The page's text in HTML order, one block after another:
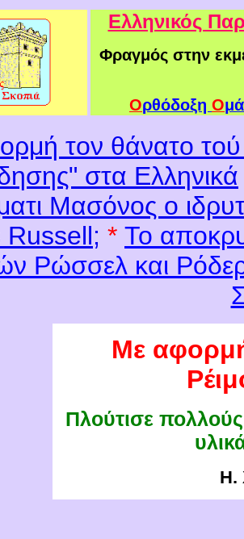
Ελληνικός
Φραγμός στην
Ορθόδοξη Ο
τον θάνατο
στα Ελληνικά
Μασόνος ο
* Το
Ρώσσελ και
Με
Ρέι
Πλούτισε
Η.